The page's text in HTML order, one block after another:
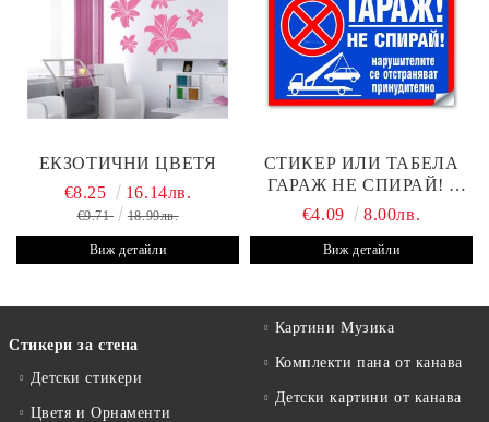
ЕКЗОТИЧНИ ЦВЕТЯ
€8.25 16.14лв.
€9.71 18.99лв.
Виж детайли
СТИКЕР ИЛИ ТАБЕЛА
ГАРАЖ НЕ СПИРАЙ! -
30Х19 СМ
€4.09 8.00лв.
Виж детайли
Стикери за стена
Детски стикери
Цветя и Орнаменти
Картини Музика
Комплекти пана от канава
Детски картини от канава